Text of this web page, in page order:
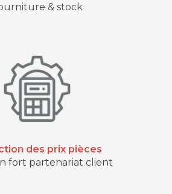
& stock
des prix pièces
fort partenariat client